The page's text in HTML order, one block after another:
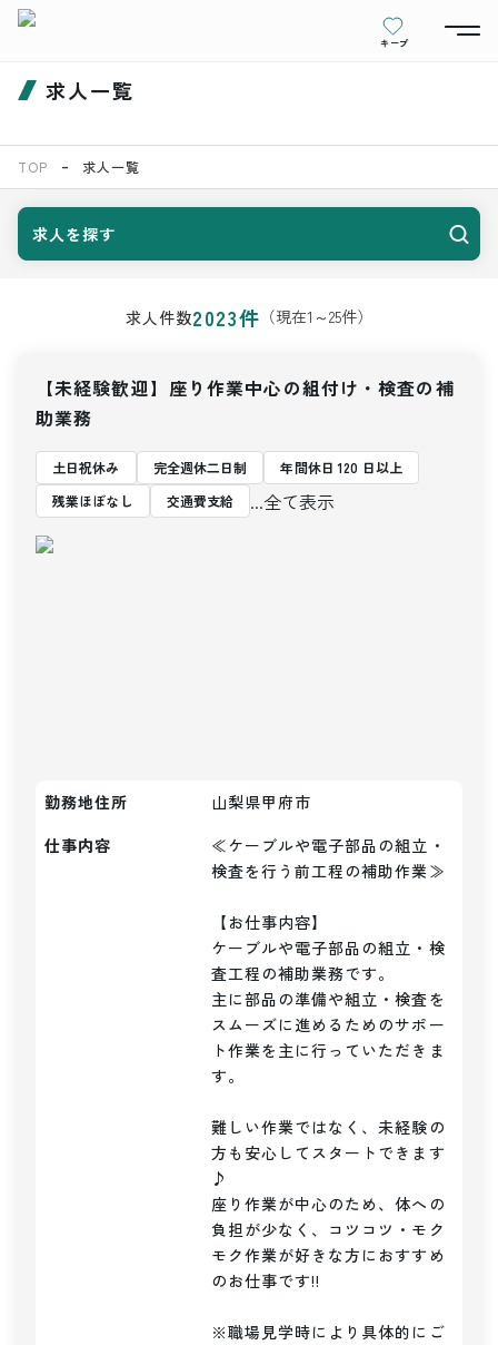
キープ
求人一覧
TOP 求人一覧
求人を探す
求人件数2023件 （現在1 ～25件）
【未経験歓迎】座り作業中心の組付け・検査の補
助業務
土日祝休み 完全週休二日制
年間休日 120 日以上
残業ほぼなし
交通費支給 ...全て表示
勤務地住所
山梨県甲府市
仕事内容
≪ケーブルや電子部品の組立・
検査を行う前工程の補助作業≫
【お仕事内容】
ケーブルや電子部品の組立・検
査工程の補助業務です。
主に部品の準備や組立・検査を
スムーズに進めるためのサポー
ト作業を主に行っていただきま
す。
難しい作業ではなく、未経験の
方も安心してスタートできます
♪
座り作業が中心のため、体への
負担が少なく、コツコツ・モク
モク作業が好きな方におすすめ
のお仕事です!!
※職場見学時により具体的にご